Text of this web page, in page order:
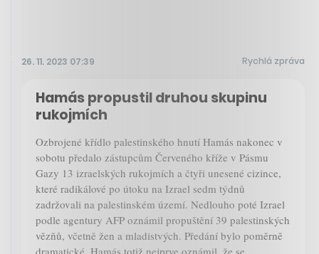
26. 11. 2023 07:39 Rychlá zpráva
Hamás propustil druhou skupinu
rukojmích
Ozbrojené křídlo palestinského hnutí Hamás nakonec v
sobotu předalo zástupcům Červeného kříže v Pásmu
Gazy 13 izraelských rukojmích a čtyři unesené cizince,
které radikálové po útoku na Izrael sedm týdnů
zadržovali na palestinském území. Nedlouho poté Izrael
podle agentury AFP oznámil propuštění 39 palestinských
vězňů, včetně žen a mladistvých. Předání bylo poměrně